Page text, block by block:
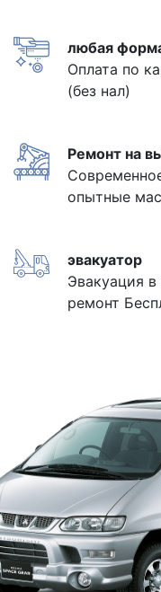
любая
Оплата по
(без нал)
Ремонт на
опытные
эвакуатор
Эвакуация в
ремонт